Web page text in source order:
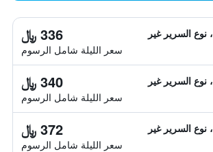
Executive room، نوع السرير غير
336 ﷼
سعر الليلة شامل الرسوم
Executive room، نوع السرير غير
340 ﷼
سعر الليلة شامل الرسوم
Executive room، نوع السرير غير
372 ﷼
سعر الليلة شامل الرسوم